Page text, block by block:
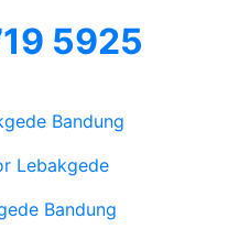
5925
Bandung
Lebakgede
Bandung